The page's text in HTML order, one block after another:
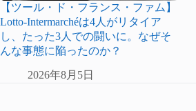
【ツール・ド・フランス・ファム】
Lotto-Intermarchéは4人がリタイア
し、たった3人での闘いに。なぜそ
んな事態に陥ったのか？
2026年8月5日